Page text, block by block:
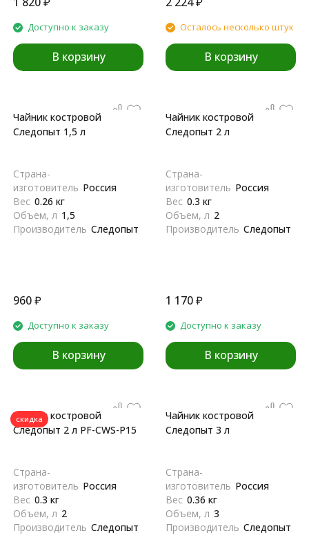
Доступно к заказу
В корзину
Осталось несколько штук
В корзину
Чайник костровой
Следопыт 1,5 л
Страна-
изготовитель Россия
Вес 0.26 кг
Объем, л 1,5
Производитель Следопыт
960₽
Доступно к заказу
В корзину
Чайник костровой
Следопыт 2 л
Страна-
изготовитель Россия
Вес 0.3 кг
Объем, л 2
Производитель Следопыт
1 170₽
Доступно к заказу
В корзину
скидка
Чайник костровой
Следопыт 2 л PF-CWS-P15
Страна-
изготовитель Россия
Вес 0.3 кг
Объем, л 2
Производитель Следопыт
Чайник костровой
Следопыт 3 л
Страна-
изготовитель Россия
Вес 0.36 кг
Объем, л 3
Производитель Следопыт